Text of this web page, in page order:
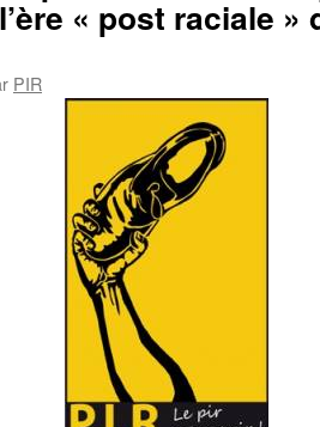
« post raciale »
PIR